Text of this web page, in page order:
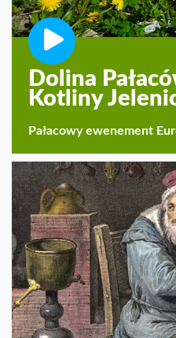
Dolina
Kotliny
Pałacowy ewenement